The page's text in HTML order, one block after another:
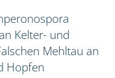
Kelter- und
Mehltau an
Hopfen